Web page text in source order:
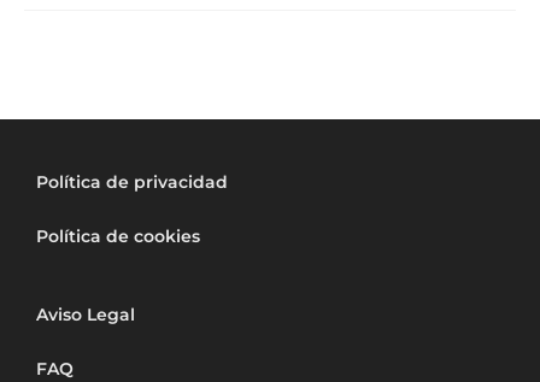
Política de privacidad
Política de cookies
Aviso Legal
FAQ